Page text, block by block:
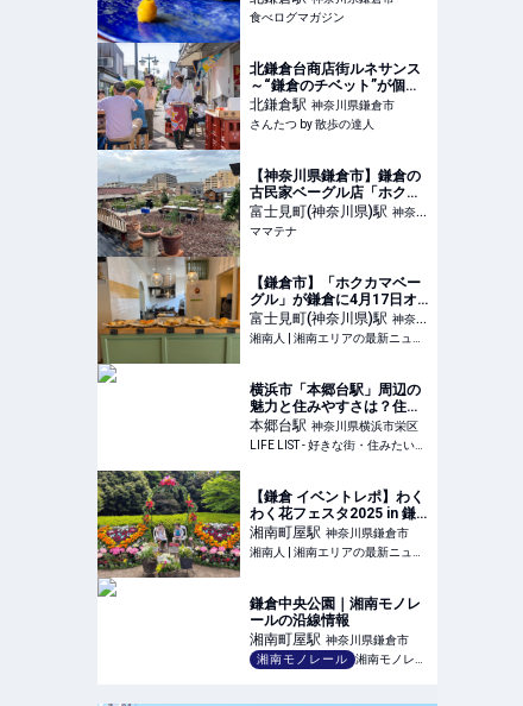
食べログマガジン
北鎌倉台商店街ルネサンス
～“鎌倉のチベット”が個性
豊かな面々の力で新たなス
テージへ～｜さんたつ by
散歩の達人
北鎌倉駅 神奈川県鎌倉市
さんたつ by 散歩の達人
【神奈川県鎌倉市】鎌倉の
古民家ベーグル店「ホクカ
マベーグル」、薪と鉄板に
よる新たなBBQ体験を提供
| ママテナ
富士見町(神奈川県)駅 神奈川
県鎌倉市
ママテナ
【鎌倉市】「ホクカマベー
グル」が鎌倉に4月17日オ
ープン！古民家再生の整う
ベーグル専門店 | 湘南人
富士見町(神奈川県)駅 神奈川
県鎌倉市
湘南人 | 湘南エリアの最新ニュース・グルメ・イベント穴場情報満載！
横浜市「本郷台駅」周辺の
魅力と住みやすさは？住ん
でみた感想とおすすめした
いポイント - LIFE LIST - 好
きな街・住みたい街・私の
本郷台駅 神奈川県横浜市栄区
LIFE LIST - 好きな街・住みたい街・私の街
【鎌倉 イベントレポ】わく
わく花フェスタ2025 in 鎌
倉中央公園 - 自然の中でお
花や動物と触れ合い、笑顔
溢れるイベント！ | 湘南人
湘南町屋駅 神奈川県鎌倉市
湘南人 | 湘南エリアの最新ニュース・グルメ・イベント穴場情報満載！
鎌倉中央公園｜湘南モノレ
ールの沿線情報
湘南町屋駅 神奈川県鎌倉市
湘南モノレール
湘南モノレール株式会社